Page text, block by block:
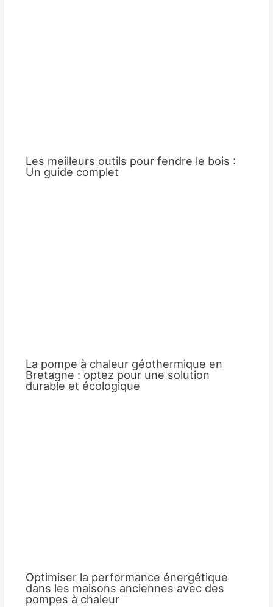
Les meilleurs outils pour fendre le bois :
Un guide complet
La pompe à chaleur géothermique en
Bretagne : optez pour une solution
durable et écologique
Optimiser la performance énergétique
dans les maisons anciennes avec des
pompes à chaleur